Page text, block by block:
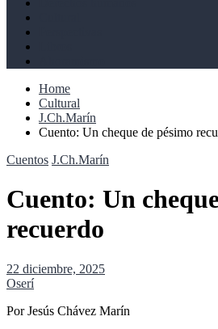
Home
Cultural
J.Ch.Marín
Cuento: Un cheque de pésimo
Cuentos J.Ch.Marín
Cuento: Un
recuerdo
22 diciembre, 2025
Oserí
Por Jesús Chávez Marín